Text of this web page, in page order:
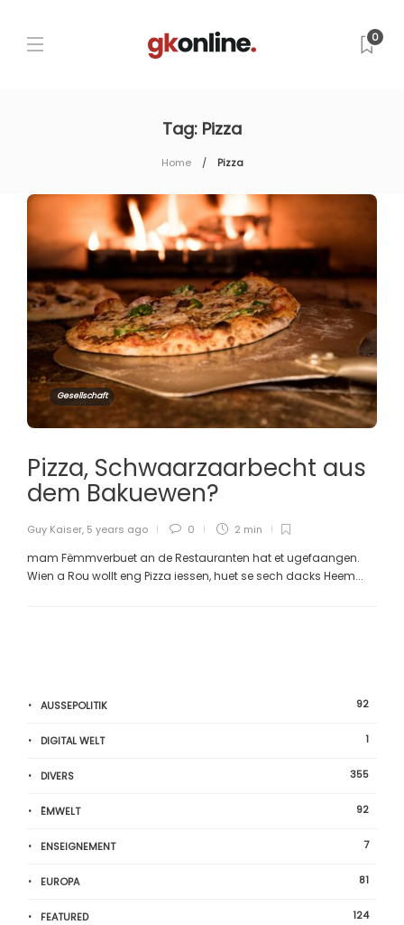
0
Tag: Pizza
Home Pizza
Gesellschaft
Pizza, Schwaarzaarbecht aus
dem Bakuewen?
Guy Kaiser, 5 years ago 0 2 min
mam Fëmmverbuet an de Restauranten hat et ugefaangen.
Wien a Rou wollt eng Pizza iessen, huet se sech dacks Heem...
AUSSEPOLITIK 92
DIGITAL WELT 1
DIVERS 355
ËMWELT 92
ENSEIGNEMENT 7
EUROPA 81
FEATURED 124